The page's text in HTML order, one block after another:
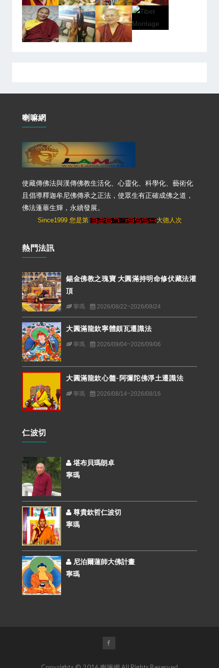
喇嘛網
使藏傳佛法與漢傳佛教生活化、心靈化、科學化、藝術化
且倡導釋迦牟尼佛傳承之正法，使眾生有正確成佛之道，
佛法蓬蓽生輝，永續發展。
Since1999 您是第 大德人次
熱門法訊
錫金佛教之瑰寶 大圓滿持明命修伏藏法灌
頂
寧瑪 2026/08/22~2026/08/24
大圓滿龍欽寧體頗瓦遷識法
寧瑪 2026/09/04~2026/09/06
大圓滿龍欽心髓-阿彌陀佛淨土遷識法
寧瑪 2026/08/14~2026/08/16
仁波切
堪布貝瑪朗卓
寧瑪
尊貴欽哲仁波切
寧瑪
尼泊爾蓮師大佛計畫
寧瑪